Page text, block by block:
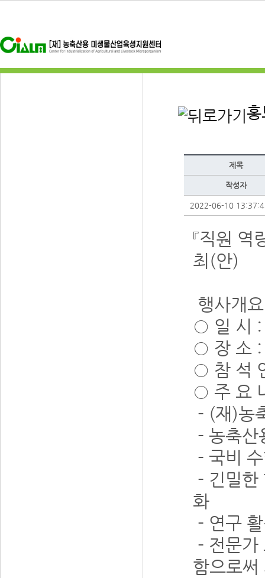
홍
제목
작성자
2022-06-10
『직원
최(안)
행사개요
○ 일 시
○ 장 소
○ 참 석
○ 주 요
- (재)농
- 농축산
- 국비
- 긴밀한
화
- 연구
- 전문가
함으로써